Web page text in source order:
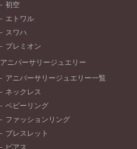
初空
エトワル
スワハ
プレミオン
アニバーサリージュエリー
アニバーサリージュエリー一覧
ネックレス
ベビーリング
ファッションリング
ブレスレット